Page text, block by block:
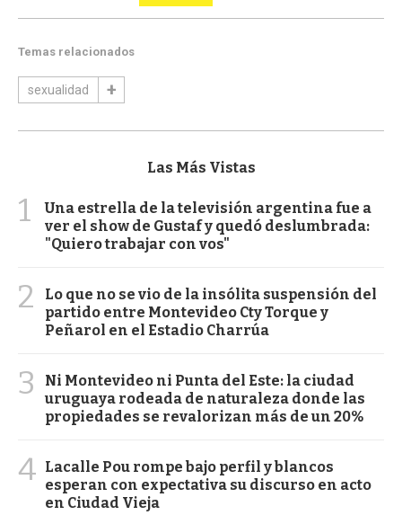
Temas relacionados
sexualidad
Las Más Vistas
1
Una estrella de la televisión argentina fue a
ver el show de Gustaf y quedó deslumbrada:
"Quiero trabajar con vos"
2
Lo que no se vio de la insólita suspensión del
partido entre Montevideo Cty Torque y
Peñarol en el Estadio Charrúa
3
Ni Montevideo ni Punta del Este: la ciudad
uruguaya rodeada de naturaleza donde las
propiedades se revalorizan más de un 20%
4 Lacalle Pou rompe bajo perfil y blancos
esperan con expectativa su discurso en acto
en Ciudad Vieja